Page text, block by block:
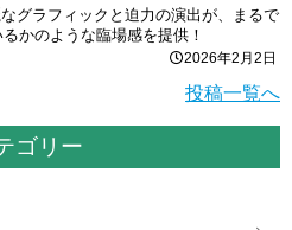
なグラフィックと迫力の演出が、まるで
かのような臨場感を提供！
2026年2月2日
投稿一覧へ
ゴリー